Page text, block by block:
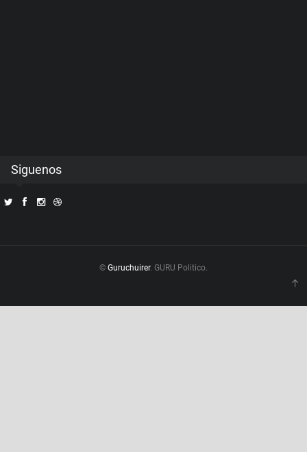
Siguenos
© Guruchuirer. GURU Politico.